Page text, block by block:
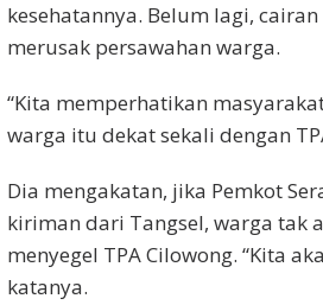
kesehatannya. Belum lagi,
merusak persawahan warga.
“Kita memperhatikan
warga itu dekat sekali dengan
Dia mengakatan, jika Pemkot
kiriman dari Tangsel, warga tak
menyegel TPA Cilowong. “Kita
katanya.